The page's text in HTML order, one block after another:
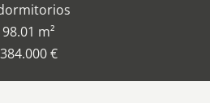
98.01 m²
384.000 €